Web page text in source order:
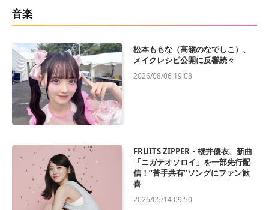
音楽
松本ももな（高嶺のなでしこ）、
メイクレシピ公開に反響続々
2026/08/06 19:08
FRUITS ZIPPER・櫻井優衣、新曲
「ニガテオソロイ」を一部先行配
信！“苦手共有”ソングにファン歓
喜
2026/05/14 09:50